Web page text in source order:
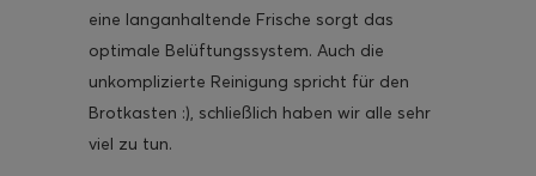
eine langanhaltende Frische sorgt das
optimale Belüftungssystem. Auch die
unkomplizierte Reinigung spricht für den
Brotkasten :), schließlich haben wir alle sehr
viel zu tun.